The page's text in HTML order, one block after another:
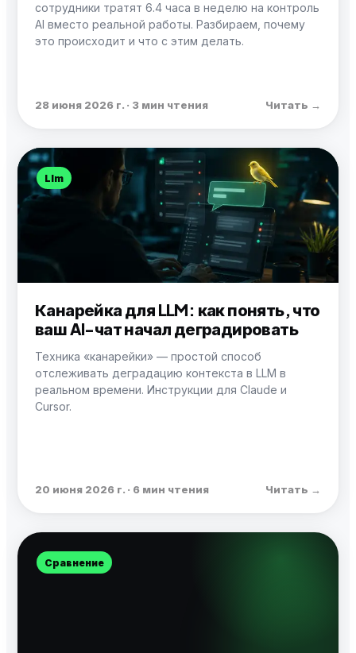
сотрудники тратят 6.4 часа в неделю на контроль
AI вместо реальной работы. Разбираем, почему
это происходит и что с этим делать.
28 июня 2026 г. · 3 мин чтения Читать →
Llm
Канарейка для LLM: как понять, что
ваш AI-чат начал деградировать
Техника «канарейки» — простой способ
отслеживать деградацию контекста в LLM в
реальном времени. Инструкции для Claude и
Cursor.
20 июня 2026 г. · 6 мин чтения Читать →
Сравнение